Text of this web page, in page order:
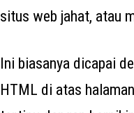
situs web jahat, atau
Ini biasanya dicapai
HTML di atas